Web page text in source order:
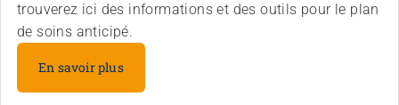
trouverez ici des informations et des outils pour le plan
de soins anticipé.
En savoir plus